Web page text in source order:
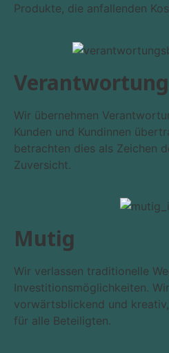
Produkte, die anfallenden
Wir übernehmen
Kunden und Kundinnen
betrachten dies als Zeichen
Zuversicht.
Mutig
Wir verlassen traditionelle
Investitionsmöglichkeiten.
vorwärtsblickend und
für alle Beteiligten.